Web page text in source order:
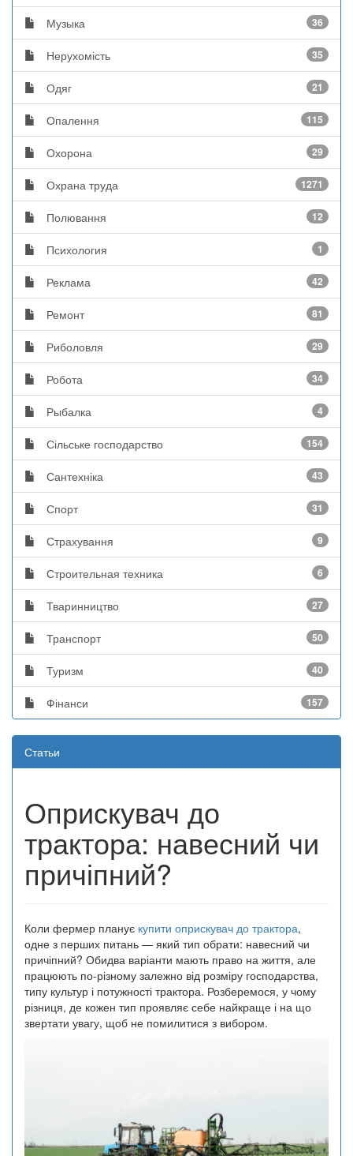
Музыка 36
Нерухомість 35
Одяг 21
Опалення 115
Охорона 29
Охрана труда 1271
Полювання 12
Психология 1
Реклама 42
Ремонт 81
Риболовля 29
Робота 34
Рыбалка 4
Сільське господарство 154
Сантехніка 43
Спорт 31
Страхування 9
Строительная техника 6
Тваринництво 27
Транспорт 50
Туризм 40
Фінанси 157
Статьи
Оприскувач до
трактора: навесний чи
причіпний?
Коли фермер планує купити оприскувач до трактора,
одне з перших питань — який тип обрати: навесний чи
причіпний? Обидва варіанти мають право на життя, але
працюють по-різному залежно від розміру господарства,
типу культур і потужності трактора. Розберемося, у чому
різниця, де кожен тип проявляє себе найкраще і на що
звертати увагу, щоб не помилитися з вибором.